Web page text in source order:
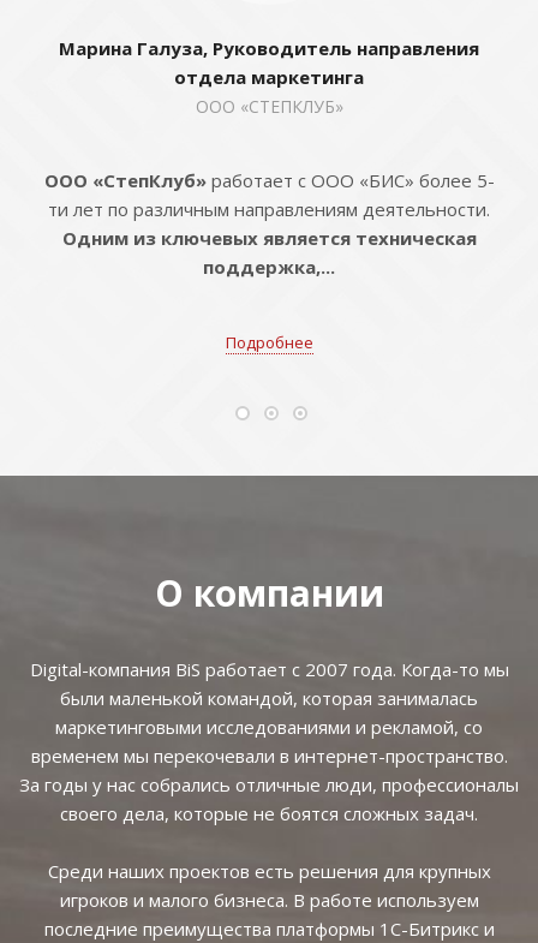
Марина Галуза, Руководитель направления
отдела маркетинга
ООО «СТЕПКЛУБ»
ООО «СтепКлуб»работает с ООО «БИС» более 5-
ти лет по различным направлениям деятельности.
Одним из ключевых является техническая
поддержка,...
Подробнее
О компании
Digital-компания BiS работает с 2007 года. Когда-то мы
были маленькой командой, которая занималась
маркетинговыми исследованиями и рекламой, со
временем мы перекочевали в интернет-пространство.
За годы у нас собрались отличные люди, профессионалы
своего дела, которые не боятся сложных задач.
Среди наших проектов есть решения для крупных
игроков и малого бизнеса. В работе используем
последние преимущества платформы 1С-Битрикс и